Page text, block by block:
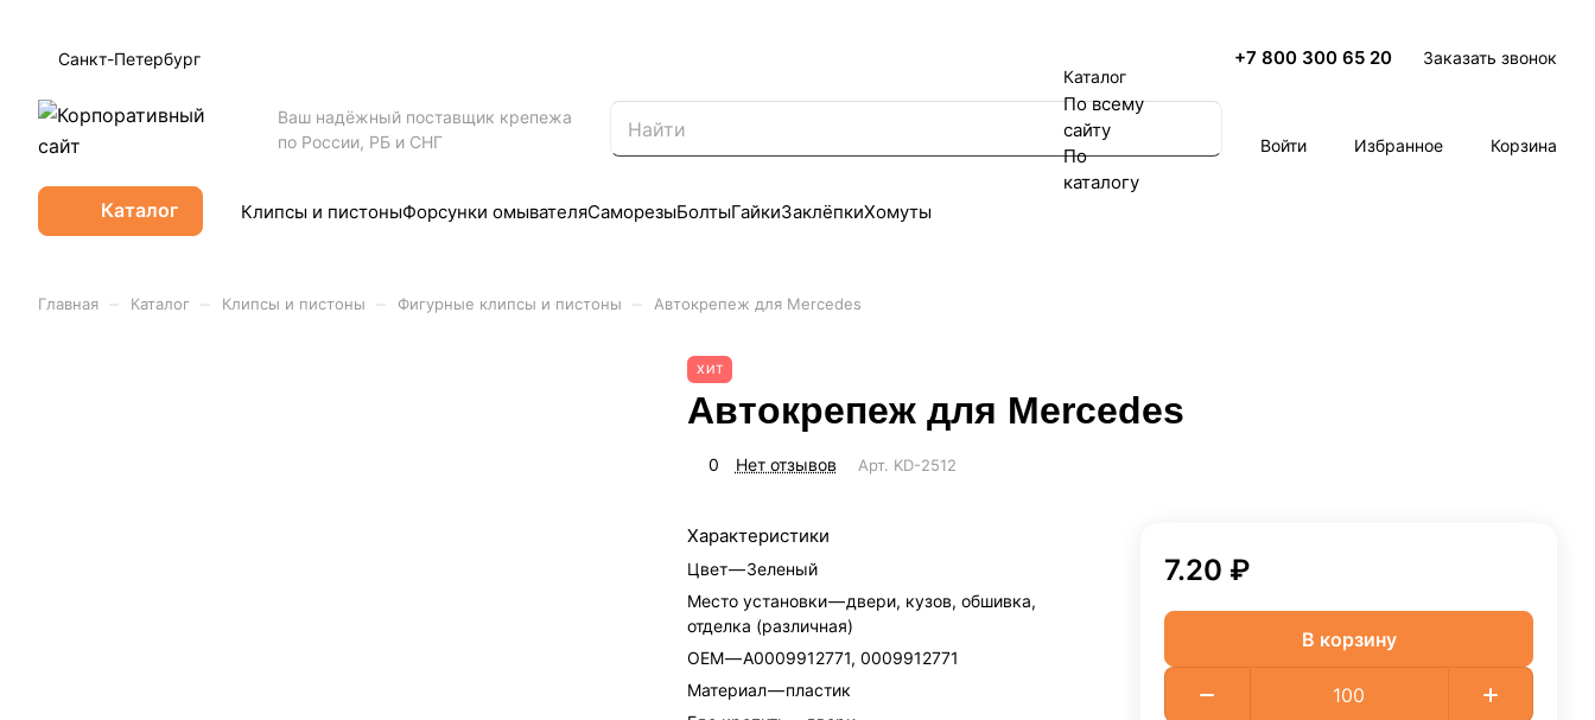
Санкт-Петербург +7 800 300 65 20 Заказать звонок
Ваш надёжный поставщик крепежа
по России, РБ и СНГ
Каталог
По всему
сайту
По
каталогу
Войти Избранное Корзина
Каталог Клипсы и пистоныФорсунки омывателяСаморезыБолтыГайкиЗаклёпкиХомуты
Главная Каталог Клипсы и пистоны Фигурные клипсы и пистоны Автокрепеж для Mercedes
ХИТ
Автокрепеж для Mercedes
0 Нет отзывов Арт. KD-2512
Характеристики
Цвет—Зеленый
Место установки—двери, кузов, обшивка,
отделка (различная)
OEM—A0009912771, 0009912771
Материал—пластик
7.20 ₽
В корзину